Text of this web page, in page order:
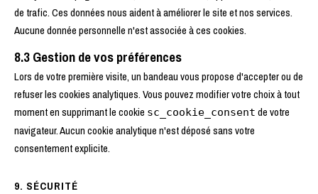
de trafic. Ces données nous aident à améliorer le site et nos services.
Aucune donnée personnelle n'est associée à ces cookies.
8.3 Gestion de vos préférences
Lors de votre première visite, un bandeau vous propose d'accepter ou de
refuser les cookies analytiques. Vous pouvez modifier votre choix à tout
moment en supprimant le cookie sc_cookie_consent de votre
navigateur. Aucun cookie analytique n'est déposé sans votre
consentement explicite.
9. SÉCURITÉ